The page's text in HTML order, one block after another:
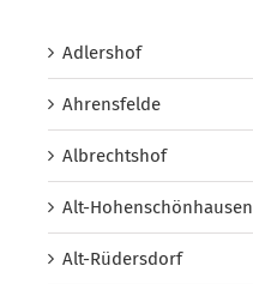
Adlershof
Ahrensfelde
Albrechtshof
Alt-Hohenschönhausen
Alt-Rüdersdorf